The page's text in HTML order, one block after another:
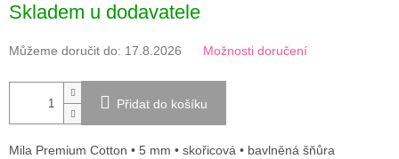
cena:
Skladem u dodavatele
Můžeme doručit do: 17.8.2026 Možnosti doručení
Přidat do košíku
Mila Premium Cotton • 5 mm • skořicová • bavlněná šňůra